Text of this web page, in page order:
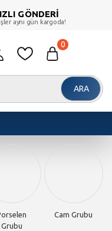
GÖNDERİ
aynı gün kargoda!
ARA
0
Grubu
Cam Grubu